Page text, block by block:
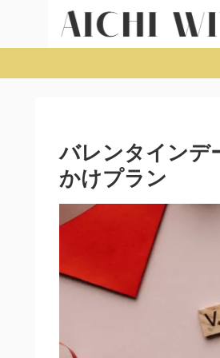
バレンタインデ
かけプラン